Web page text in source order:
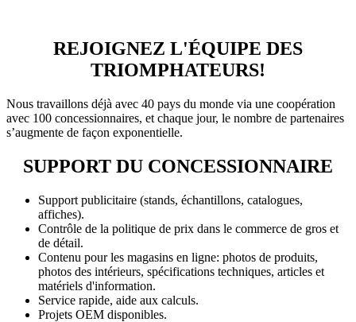
REJOIGNEZ L'ÉQUIPE DES
TRIOMPHATEURS!
Nous travaillons déjà avec 40 pays du monde via une coopération
avec 100 concessionnaires, et chaque jour, le nombre de partenaires
s’augmente de façon exponentielle.
SUPPORT DU CONCESSIONNAIRE
Support publicitaire (stands, échantillons, catalogues,
affiches).
Contrôle de la politique de prix dans le commerce de gros et
de détail.
Contenu pour les magasins en ligne: photos de produits,
photos des intérieurs, spécifications techniques, articles et
matériels d'information.
Service rapide, aide aux calculs.
Projets OEM disponibles.